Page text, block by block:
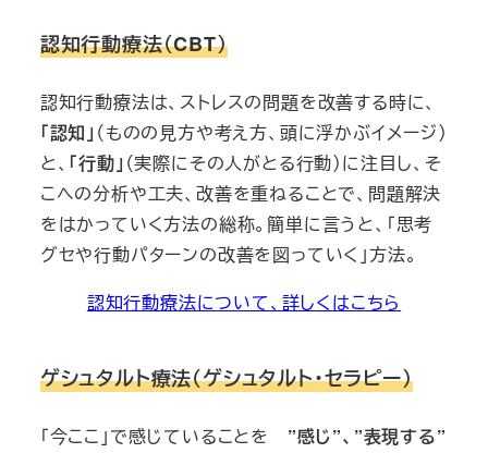
認知行動療法（CBT）
認知行動療法は、ストレスの問題を改善する時に、
「認知」 （ものの見方や考え方、頭に浮かぶイメージ）
と、 「行動」 （実際にその人がとる行動）に注目し、そ
こへの分析や工夫、改善を重ねることで、問題解決
をはかっていく方法の総称。簡単に言うと、「思考
グセや行動パターンの改善を図っていく」方法。
認知行動療法について、詳しくはこちら
ゲシュタルト療法（ゲシュタルト・セラピー）
「今ここ」で感じていることを ”感じ”、”表現する”